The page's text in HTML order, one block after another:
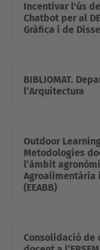
Incentivar l'ús
Chatbot per al
Gràfica i de
BIBLIOMAT.
l’Arquitectura
Outdoor
Metodologies
l’àmbit
Agroalimentària
(EEABB)
Consolidació de